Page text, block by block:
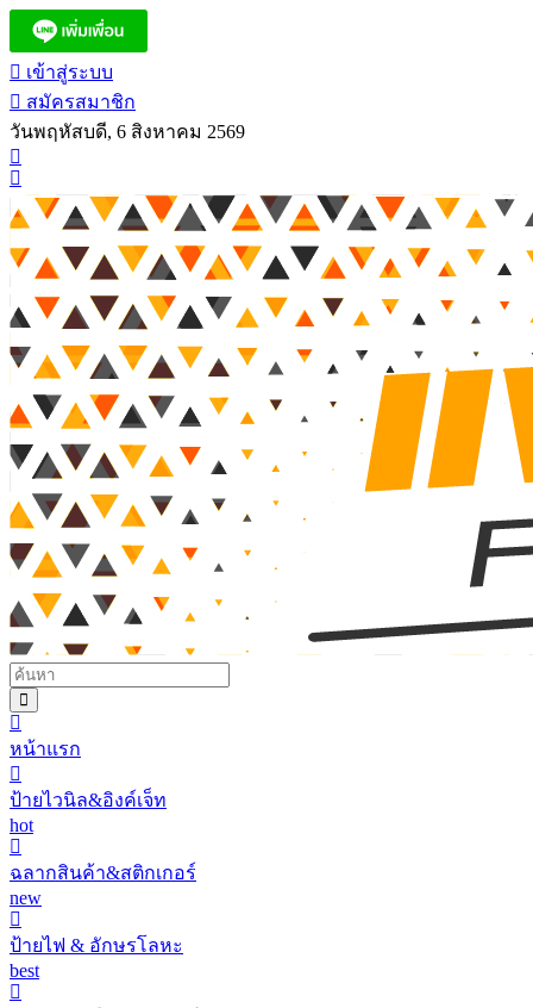
เข้าสู่ระบบ
สมัครสมาชิก
วันพฤหัสบดี, 6 สิงหาคม 2569
หน้าแรก
ป้ายไวนิล&อิงค์เจ็ท
hot
ฉลากสินค้า&สติกเกอร์
new
ป้ายไฟ & อักษรโลหะ
best